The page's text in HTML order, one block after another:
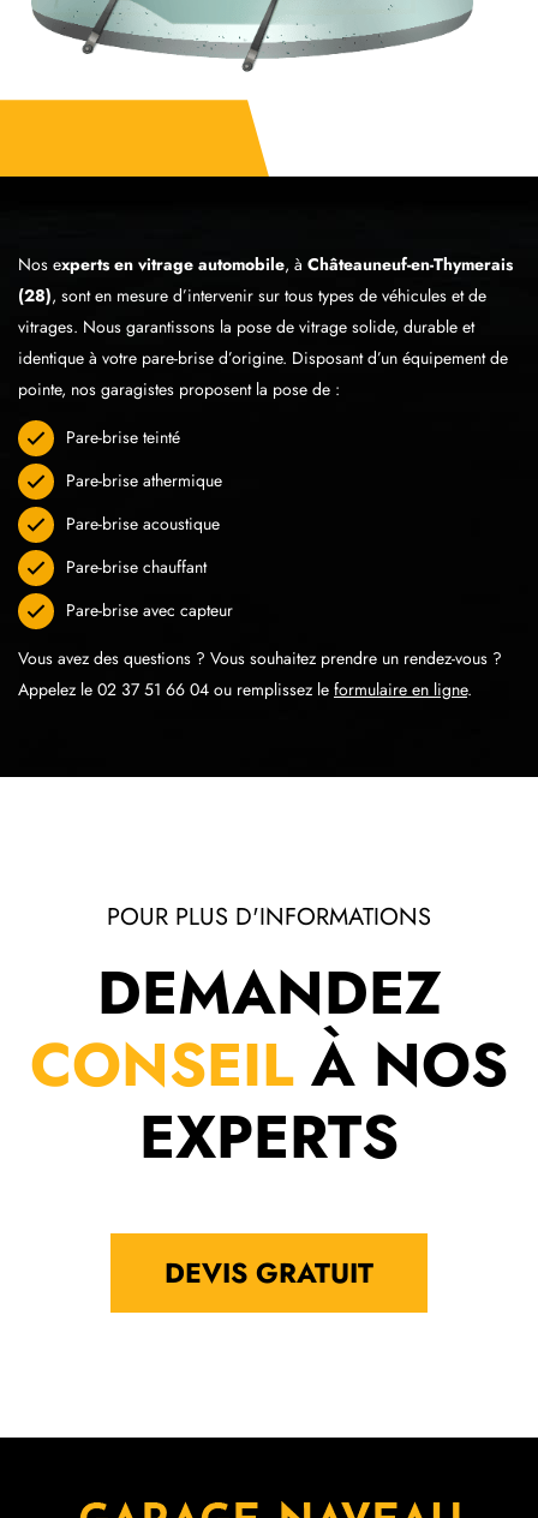
Nos experts en vitrage automobile, à Châteauneuf-en-Thymerais
(28), sont en mesure d’intervenir sur tous types de véhicules et de
vitrages. Nous garantissons la pose de vitrage solide, durable et
identique à votre pare-brise d’origine. Disposant d’un équipement de
pointe, nos garagistes proposent la pose de :
Pare-brise teinté
Pare-brise athermique
Pare-brise acoustique
Pare-brise chauffant
Pare-brise avec capteur
Vous avez des questions ? Vous souhaitez prendre un rendez-vous ?
Appelez le 02 37 51 66 04 ou remplissez le formulaire en ligne.
POUR PLUS D'INFORMATIONS
DEMANDEZ
CONSEILÀ NOS
EXPERTS
DEVIS GRATUIT